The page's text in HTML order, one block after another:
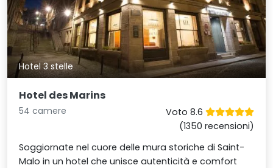
Hotel 3 stelle
Hotel des Marins
54 camere
Voto 8.6
(1350 recensioni)
Soggiornate nel cuore delle mura storiche di Saint-
Malo in un hotel che unisce autenticità e comfort